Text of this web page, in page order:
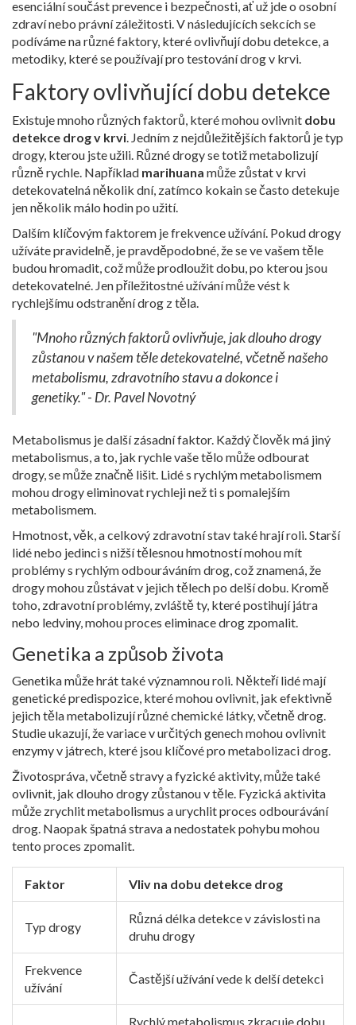
esenciální součást prevence i bezpečnosti, ať už jde o osobní
zdraví nebo právní záležitosti. V následujících sekcích se
podíváme na různé faktory, které ovlivňují dobu detekce, a
metodiky, které se používají pro testování drog v krvi.
Faktory ovlivňující dobu detekce
Existuje mnoho různých faktorů, které mohou ovlivnit dobu
detekce drog v krvi . Jedním z nejdůležitějších faktorů je typ
drogy, kterou jste užili. Různé drogy se totiž metabolizují
různě rychle. Například marihuana může zůstat v krvi
detekovatelná několik dní, zatímco kokain se často detekuje
jen několik málo hodin po užití.
Dalším klíčovým faktorem je frekvence užívání. Pokud drogy
užíváte pravidelně, je pravděpodobné, že se ve vašem těle
budou hromadit, což může prodloužit dobu, po kterou jsou
detekovatelné. Jen příležitostné užívání může vést k
rychlejšímu odstranění drog z těla.
"Mnoho různých faktorů ovlivňuje, jak dlouho drogy
zůstanou v našem těle detekovatelné, včetně našeho
metabolismu, zdravotního stavu a dokonce i
genetiky." - Dr. Pavel Novotný
Metabolismus je další zásadní faktor. Každý člověk má jiný
metabolismus, a to, jak rychle vaše tělo může odbourat
drogy, se může značně lišit. Lidé s rychlým metabolismem
mohou drogy eliminovat rychleji než ti s pomalejším
metabolismem.
Hmotnost, věk, a celkový zdravotní stav také hrají roli. Starší
lidé nebo jedinci s nižší tělesnou hmotností mohou mít
problémy s rychlým odbouráváním drog, což znamená, že
drogy mohou zůstávat v jejich tělech po delší dobu. Kromě
toho, zdravotní problémy, zvláště ty, které postihují játra
nebo ledviny, mohou proces eliminace drog zpomalit.
Genetika a způsob života
Genetika může hrát také významnou roli. Někteří lidé mají
genetické predispozice, které mohou ovlivnit, jak efektivně
jejich těla metabolizují různé chemické látky, včetně drog.
Studie ukazují, že variace v určitých genech mohou ovlivnit
enzymy v játrech, které jsou klíčové pro metabolizaci drog.
Životospráva, včetně stravy a fyzické aktivity, může také
ovlivnit, jak dlouho drogy zůstanou v těle. Fyzická aktivita
může zrychlit metabolismus a urychlit proces odbourávání
drog. Naopak špatná strava a nedostatek pohybu mohou
tento proces zpomalit.
Faktor Vliv na dobu detekce drog
Typ drogy
Různá délka detekce v závislosti na
druhu drogy
Frekvence
užívání
Častější užívání vede k delší detekci
Rychlý metabolismus zkracuje dobu